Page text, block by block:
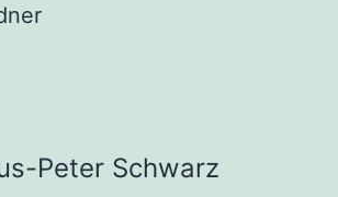
Peter Schwarz